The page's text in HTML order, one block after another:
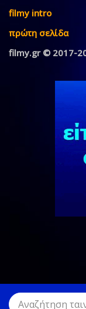
filmy intro
πρώτη σελίδα
filmy.gr © 2017-